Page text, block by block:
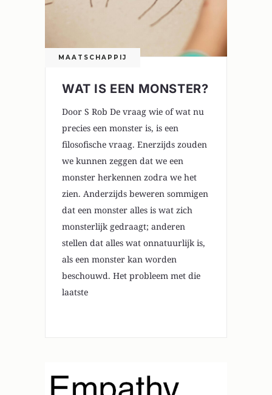
MAATSCHAPPIJ
WAT IS EEN MONSTER?
Door S Rob De vraag wie of wat nu
precies een monster is, is een
filosofische vraag. Enerzijds zouden
we kunnen zeggen dat we een
monster herkennen zodra we het
zien. Anderzijds beweren sommigen
dat een monster alles is wat zich
monsterlijk gedraagt; anderen
stellen dat alles wat onnatuurlijk is,
als een monster kan worden
beschouwd. Het probleem met die
laatste